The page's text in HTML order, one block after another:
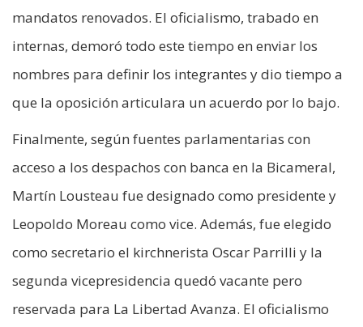
mandatos renovados. El oficialismo, trabado en
internas, demoró todo este tiempo en enviar los
nombres para definir los integrantes y dio tiempo a
que la oposición articulara un acuerdo por lo bajo.
Finalmente, según fuentes parlamentarias con
acceso a los despachos con banca en la Bicameral,
Martín Lousteau fue designado como presidente y
Leopoldo Moreau como vice. Además, fue elegido
como secretario el kirchnerista Oscar Parrilli y la
segunda vicepresidencia quedó vacante pero
reservada para La Libertad Avanza. El oficialismo